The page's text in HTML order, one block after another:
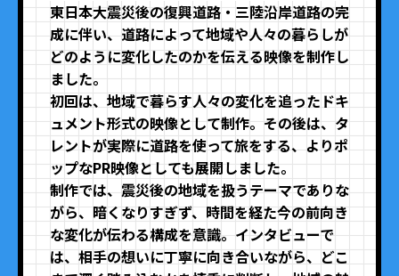
東日本大震災後の復興道路・三陸沿岸道路の完
成に伴い、道路によって地域や人々の暮らしが
どのように変化したのかを伝える映像を制作し
ました。
初回は、地域で暮らす人々の変化を追ったドキ
ュメント形式の映像として制作。その後は、タ
レントが実際に道路を使って旅をする、よりポ
ップなPR映像としても展開しました。
制作では、震災後の地域を扱うテーマでありな
がら、暗くなりすぎず、時間を経た今の前向き
な変化が伝わる構成を意識。インタビューで
は、相手の想いに丁寧に向き合いながら、どこ